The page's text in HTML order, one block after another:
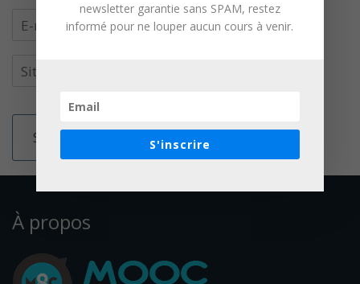
À propos
newsletter garantie sans SPAM, restez
informé pour ne louper aucun cours à venir.
S'inscrire